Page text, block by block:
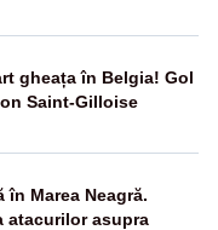
gheața în Belgia! Gol
Saint-Gilloise
în Marea Neagră.
atacurilor asupra